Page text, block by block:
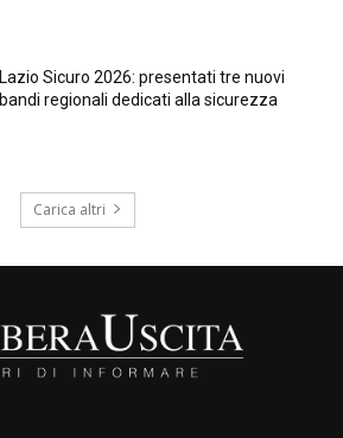
Lazio Sicuro 2026: presentati tre nuovi
bandi regionali dedicati alla sicurezza
Carica altri